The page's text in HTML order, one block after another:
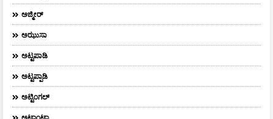
ಅಜ್ಮೀರ್
ಅಝುಸಾ
ಅಟ್ಟಪಾಡಿ
ಅಟ್ಟಪ್ಪಾಡಿ
ಅಟ್ಟಿಂಗಲ್